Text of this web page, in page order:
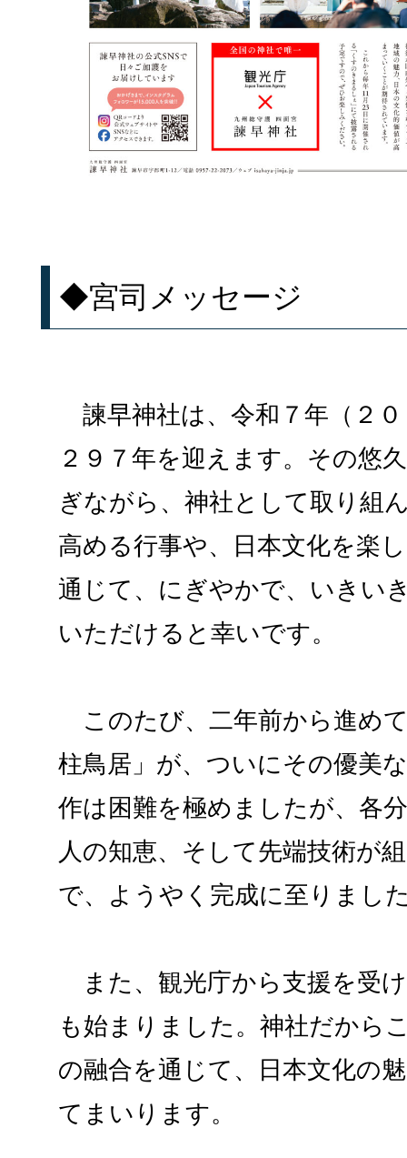
◆宮司メッセージ
諫早神社は、令和７年（２
２９７年を迎えます。その悠
ぎながら、神社として取り組
高める行事や、日本文化を楽
通じて、にぎやかで、いきい
いただけると幸いです。
このたび、二年前から進め
柱鳥居」が、ついにその優美
作は困難を極めましたが、各
人の知恵、そして先端技術が
で、ようやく完成に至りまし
また、観光庁から支援を受
も始まりました。神社だから
の融合を通じて、日本文化の
てまいります。